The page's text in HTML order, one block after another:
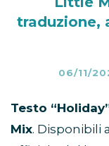
traduzione,
06/11/
Testo
Mix. Disponibili